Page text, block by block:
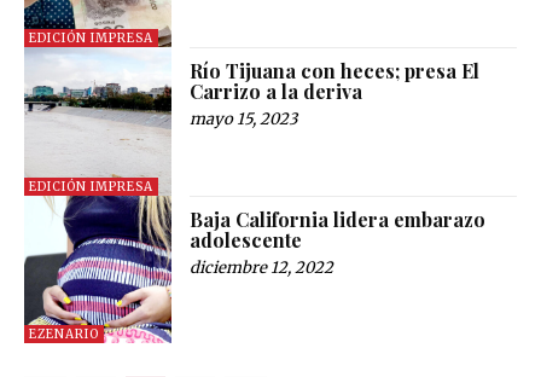
EDICIÓN IMPRESA
EDICIÓN IMPRESA
Río Tijuana con heces; presa El
Carrizo a la deriva
mayo 15, 2023
EZENARIO
Baja California lidera embarazo
adolescente
diciembre 12, 2022